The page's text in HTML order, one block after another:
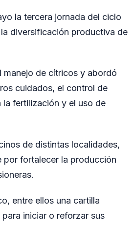
la tercera jornada del ciclo
diversificación productiva de
manejo de cítricos y abordó
cuidados, el control de
fertilización y el uso de
de distintas localidades,
por fortalecer la producción
entre ellos una cartilla
iniciar o reforzar sus